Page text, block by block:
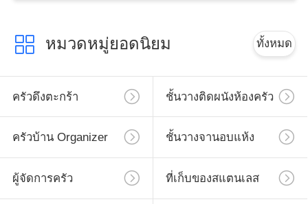
หมวดหมู่ยอดนิยม ทั้งหมด
ครัวดึงตะกร้า ชั้นวางติดผนังห้องครัว
ครัวบ้าน Organizer ชั้นวางจานอบแห้ง
ผู้จัดการครัว ที่เก็บของสแตนเลส